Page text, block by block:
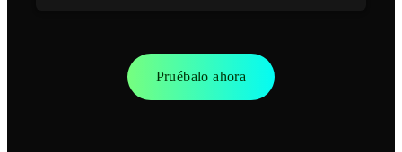
Pruébalo ahora